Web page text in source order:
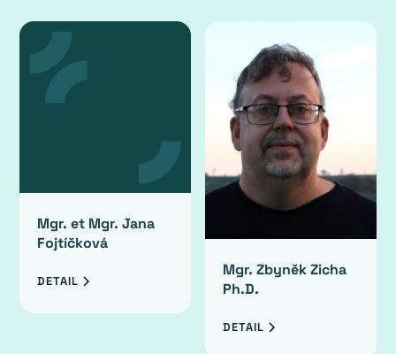
Mgr. et Mgr. Jana
Fojtíčková
DETAIL
Mgr. Zbyněk Zicha
Ph.D.
DETAIL